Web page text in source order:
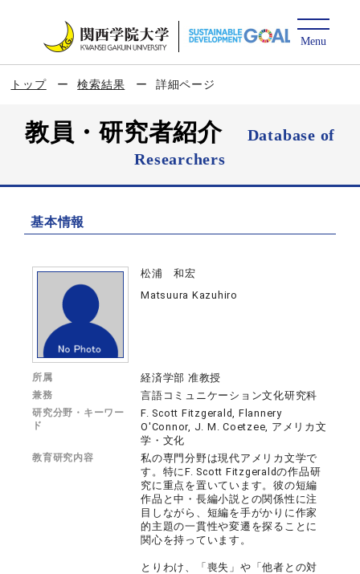
トップ 検索結果 詳細ページ
教員・研究者紹介
Database of
Researchers
基本情報
松浦 和宏
Matsuura Kazuhiro
所属 経済学部 准教授
兼務 言語コミュニケーション文化研究科
研究分野・キーワー
ド
F. Scott Fitzgerald, Flannery
O'Connor, J. M. Coetzee, アメリカ文
学・文化
教育研究内容
私の専門分野は現代アメリカ文学で
す。特にF. Scott Fitzgeraldの作品研
究に重点を置いています。彼の短編
作品と中・長編小説との関係性に注
目しながら、短編を手がかりに作家
的主題の一貫性や変遷を探ることに
関心を持っています。
とりわけ、「喪失」や「他者との対